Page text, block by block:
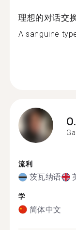
理想的对话交
A sanguine
O.
流利
茨瓦纳语
学
简体中文